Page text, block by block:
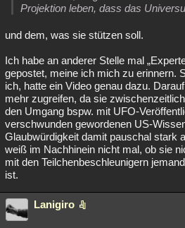
Projektion leben, dass das
und dem, was sie stützen soll.
Ich habe an anderer Stelle mal
gepostet, meine ich mich zu erinnern.
ich, hatte ein Video genau dazu.
mehr zugreifen, da sie
den Umgang bspw. mit UFO-
verschwunden gewordenen US-
Glaubwürdigkeit damit pauschal stark
weiß im Nachhinein nicht mal, ob sie
mit den Teilchenbeschleunigern
ist.
Lanigiro